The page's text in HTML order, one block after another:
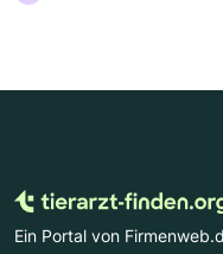
Ein Portal von